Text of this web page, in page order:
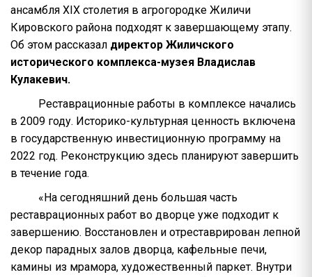
ансамбля XIX столетия в агрогородке Жиличи
Кировского района подходят к завершающему этапу.
Об этом рассказал директор Жиличского
исторического комплекса-музея Владислав
Кулакевич.
Реставрационные работы в комплексе начались
в 2009 году. Историко-культурная ценность включена
в государственную инвестиционную программу на
2022 год. Реконструкцию здесь планируют завершить
в течение года.
«На сегодняшний день большая часть
реставрационных работ во дворце уже подходит к
завершению. Восстановлен и отреставрирован лепной
декор парадных залов дворца, кафельные печи,
камины из мрамора, художественный паркет. Внутри